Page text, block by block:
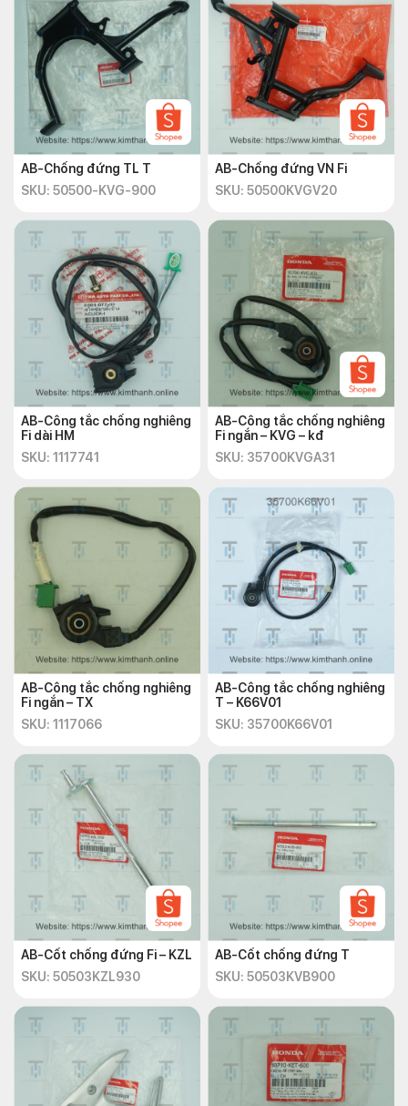
AB-Chống đứng TL T
SKU: 50500-KVG-900
AB-Chống đứng VN Fi
SKU: 50500KVGV20
AB-Công tắc chống nghiêng
Fi dài HM
SKU: 1117741
AB-Công tắc chống nghiêng
Fi ngắn – KVG – kđ
SKU: 35700KVGA31
AB-Công tắc chống nghiêng
Fi ngắn – TX
SKU: 1117066
AB-Công tắc chống nghiêng
T – K66V01
SKU: 35700K66V01
AB-Cốt chống đứng Fi – KZL
SKU: 50503KZL930
AB-Cốt chống đứng T
SKU: 50503KVB900